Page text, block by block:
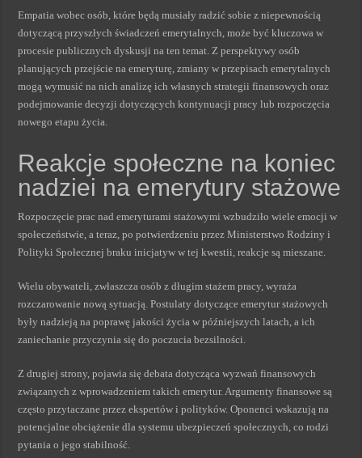
Empatia wobec osób, które będą musiały radzić sobie z niepewnością
dotyczącą przyszłych świadczeń emerytalnych, może być kluczowa w
procesie publicznych dyskusji na ten temat. Z perspektywy osób
planujących przejście na emeryturę, zmiany w przepisach emerytalnych
mogą wymusić na nich analizę ich własnych strategii finansowych oraz
podejmowanie decyzji dotyczących kontynuacji pracy lub rozpoczęcia
nowego etapu życia.
Reakcje społeczne na koniec
nadziei na emerytury stażowe
Rozpoczęcie prac nad emeryturami stażowymi wzbudziło wiele emocji w
społeczeństwie, a teraz, po potwierdzeniu przez Ministerstwo Rodziny i
Polityki Społecznej braku inicjatyw w tej kwestii, reakcje są mieszane.
Wielu obywateli, zwłaszcza osób z długim stażem pracy, wyraża
rozczarowanie nową sytuacją. Postulaty dotyczące emerytur stażowych
były nadzieją na poprawę jakości życia w późniejszych latach, a ich
zaniechanie przyczynia się do poczucia bezsilności.
Z drugiej strony, pojawia się debata dotycząca wyzwań finansowych
związanych z wprowadzeniem takich emerytur. Argumenty finansowe są
często przytaczane przez ekspertów i polityków. Oponenci wskazują na
potencjalne obciążenie dla systemu ubezpieczeń społecznych, co rodzi
pytania o jego stabilność.